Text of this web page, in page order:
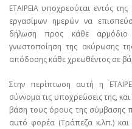
ΕΤΑΙΡΕΙΑ υποχρεούται εντός
εργασίμων ημερών να
δήλωση προς κάθε
γνωστοποίηση της ακύρωσης
απόδοσης κάθε χρεωθέντος σε
Στην περίπτωση αυτή η
σύννομα τις υποχρεώσεις της,
βάση τους όρους της σύμβασης
αυτό φορέα (Τράπεζα κ.λπ.) και